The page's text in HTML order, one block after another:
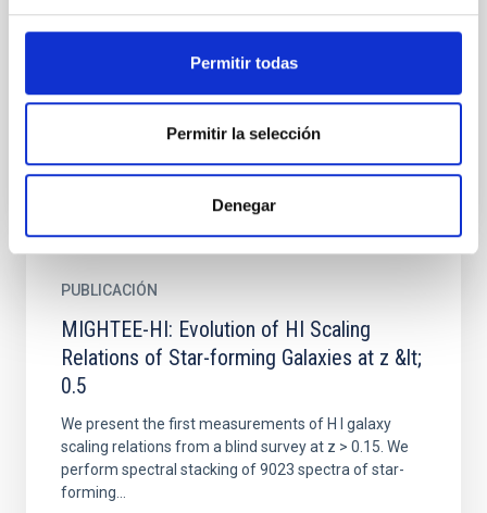
Permitir todas
Permitir la selección
Denegar
direction of SN 1993J in M81
During the first few nights following its discovery, we
supernova 1993J at high spectral resolution (full...
PUBLICACIÓN
MIGHTEE-HI: Evolution of HI Scaling
Relations of Star-forming Galaxies at z &lt;
0.5
We present the first measurements of H I galaxy
scaling relations from a blind survey at z > 0.15. We
perform spectral stacking of 9023 spectra of star-
forming...